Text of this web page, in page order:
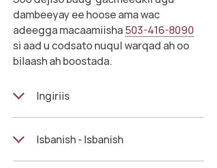
dambeeyay ee hoose ama wac
adeegga macaamiisha 503-416-8090
si aad u codsato nuqul warqad ah oo
bilaash ah boostada.
Ingiriis
Isbanish - Isbanish